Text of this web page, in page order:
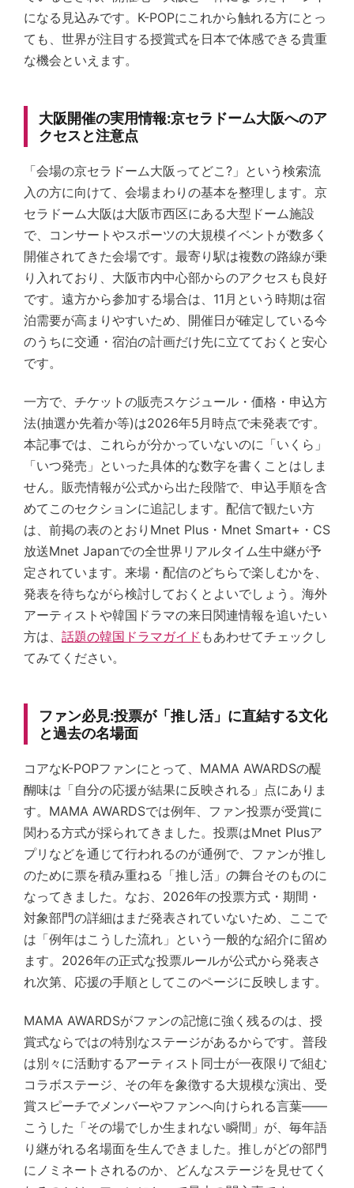
になる見込みです。K-POPにこれから触れる方にとっ
ても、世界が注目する授賞式を日本で体感できる貴重
な機会といえます。
大阪開催の実用情報:京セラドーム大阪へのア
クセスと注意点
「会場の京セラドーム大阪ってどこ?」という検索流
入の方に向けて、会場まわりの基本を整理します。京
セラドーム大阪は大阪市西区にある大型ドーム施設
で、コンサートやスポーツの大規模イベントが数多く
開催されてきた会場です。最寄り駅は複数の路線が乗
り入れており、大阪市内中心部からのアクセスも良好
です。遠方から参加する場合は、11月という時期は宿
泊需要が高まりやすいため、開催日が確定している今
のうちに交通・宿泊の計画だけ先に立てておくと安心
です。
一方で、チケットの販売スケジュール・価格・申込方
法(抽選か先着か等)は2026年5月時点で未発表です。
本記事では、これらが分かっていないのに「いくら」
「いつ発売」といった具体的な数字を書くことはしま
せん。販売情報が公式から出た段階で、申込手順を含
めてこのセクションに追記します。配信で観たい方
は、前掲の表のとおりMnet Plus・Mnet Smart+・CS
放送Mnet Japanでの全世界リアルタイム生中継が予
定されています。来場・配信のどちらで楽しむかを、
発表を待ちながら検討しておくとよいでしょう。海外
アーティストや韓国ドラマの来日関連情報を追いたい
方は、 話題の韓国ドラマガイド もあわせてチェックし
てみてください。
ファン必見:投票が「推し活」に直結する文化
と過去の名場面
コアなK-POPファンにとって、MAMA AWARDSの醍
醐味は「自分の応援が結果に反映される」点にありま
す。MAMA AWARDSでは例年、ファン投票が受賞に
関わる方式が採られてきました。投票はMnet Plusア
プリなどを通じて行われるのが通例で、ファンが推し
のために票を積み重ねる「推し活」の舞台そのものに
なってきました。なお、2026年の投票方式・期間・
対象部門の詳細はまだ発表されていないため、ここで
は「例年はこうした流れ」という一般的な紹介に留め
ます。2026年の正式な投票ルールが公式から発表さ
れ次第、応援の手順としてこのページに反映します。
MAMA AWARDSがファンの記憶に強く残るのは、授
賞式ならではの特別なステージがあるからです。普段
は別々に活動するアーティスト同士が一夜限りで組む
コラボステージ、その年を象徴する大規模な演出、受
賞スピーチでメンバーやファンへ向けられる言葉——
こうした「その場でしか生まれない瞬間」が、毎年語
り継がれる名場面を生んできました。推しがどの部門
にノミネートされるのか、どんなステージを見せてく